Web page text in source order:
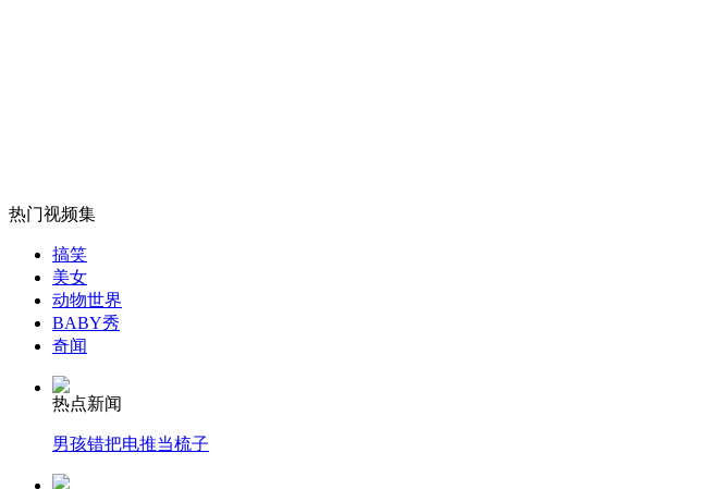
无痛分娩是否安全 医生回应
外交部：反对强权政治霸凌主义
外交部：有关国家言论片面不公正
热门视频集
搞笑
美女
动物世界
BABY秀
奇闻
热点新闻
男孩错把电推当梳子